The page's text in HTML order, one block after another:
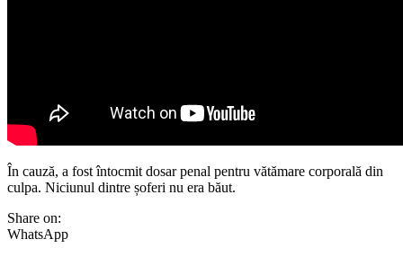
În cauză, a fost întocmit dosar penal pentru vătămare corporală din
culpa. Niciunul dintre șoferi nu era băut.
Share on:
WhatsApp